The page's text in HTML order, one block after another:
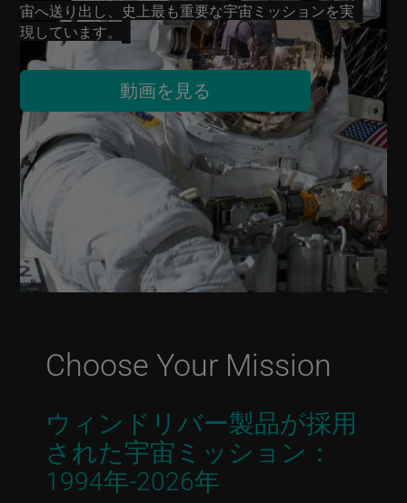
宙へ送り出し、史上最も重要な宇宙ミッションを実
現しています。
動画を見る
Choose Your Mission
ウィンドリバー製品が採用
された宇宙ミッション：
1994年-2026年